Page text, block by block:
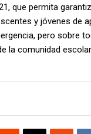
que permita
y jóvenes de
pero sobre
la comunidad